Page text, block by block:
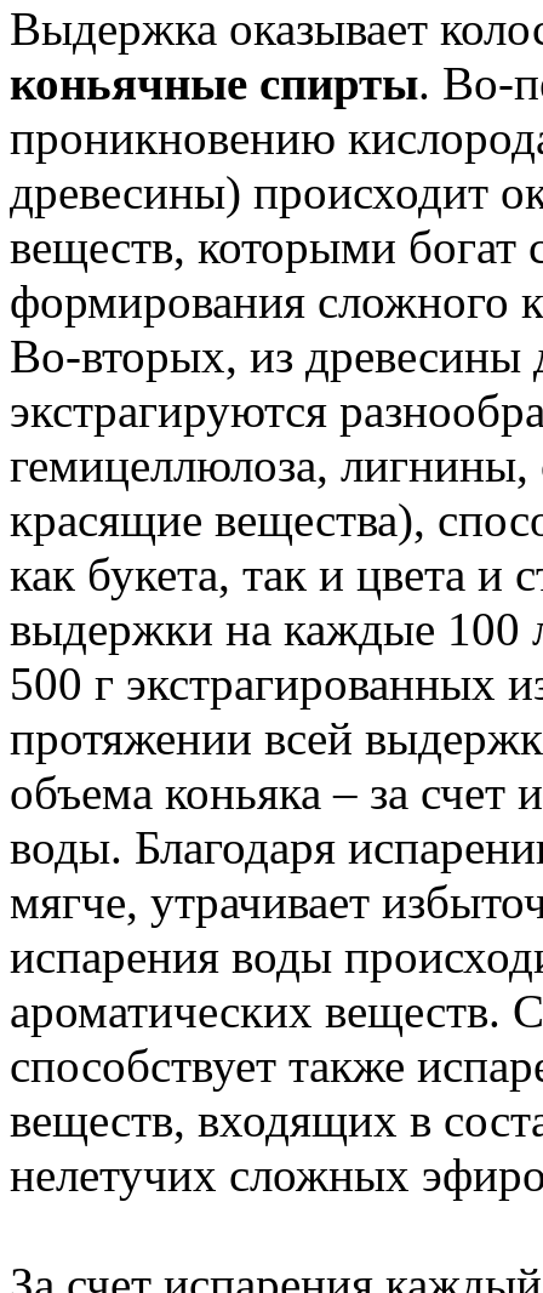
Выдержка оказывает
коньячные спирты. Во-
проникновению
древесины) происходит
веществ, которыми богат
формирования сложного
Во-вторых, из древесины
экстрагируются
гемицеллюлоза, лигнины,
красящие вещества),
как букета, так и цвета и
выдержки на каждые 100
500 г экстрагированных
протяжении всей
объема коньяка – за счет
воды. Благодаря
мягче, утрачивает
испарения воды
ароматических веществ.
способствует также
веществ, входящих в
нелетучих сложных